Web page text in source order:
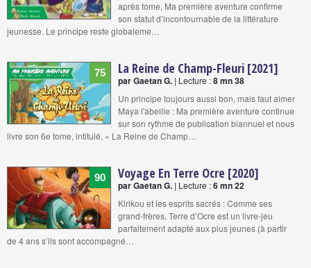
après tome, Ma première aventure confirme
son statut d’incontournable de la littérature
jeunesse. Le principe reste globaleme…
75 La Reine de Champ-Fleuri [2021]
par Gaetan G. | Lecture :8 mn 38
Un principe toujours aussi bon, mais faut aimer
Maya l'abeille : Ma première aventure continue
sur son rythme de publication biannuel et nous
livre son 6e tome, intitulé, « La Reine de Champ…
90 Voyage En Terre Ocre [2020]
par Gaetan G. | Lecture :6 mn 22
Kirikou et les esprits sacrés : Comme ses
grand-frères, Terre d’Ocre est un livre-jeu
parfaitement adapté aux plus jeunes (à partir
de 4 ans s’ils sont accompagné…